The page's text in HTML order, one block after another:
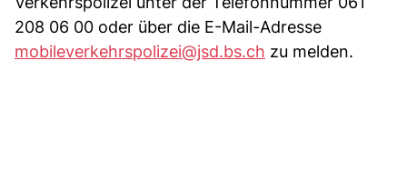
208 06 00 oder über die E-Mail-Adresse
mobileverkehrspolizei@jsd.bs.ch zu melden.